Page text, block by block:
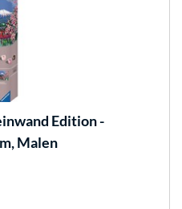
Edition -
Malen